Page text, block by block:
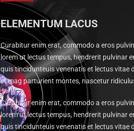
ELEMENTUM LACUS
Curabitur enim erat, commodo a eros
lorem ut lectus tempus, hendrerit pulvinar
quis tincidunteuis venenatis et lectus vitae
et mag parturient montes, nascetur
Curabitur enim erat, commodo a eros
lorem ut lectus tempus, hendrerit pulvinar
quis tincidunteuis venenatis et lectus vitae